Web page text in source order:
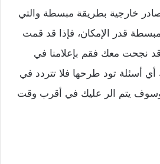
خارجية بطريقة مبسطة والتي
قدر الإمكان، فإذا قد قمت
نجحت معك فقم بإعلامنا في
أي أسئلة تود طرحها فلا تتردد في
وسوف يتم الر عليك في أقرب وقت